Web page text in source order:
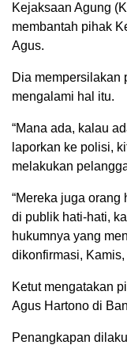
Kejaksaan Agung
membantah pihak
Agus.
Dia mempersilakan
mengalami hal itu.
“Mana ada, kalau
laporkan ke polisi,
melakukan
“Mereka juga
di publik hati-hati,
hukumnya yang
dikonfirmasi,
Ketut mengatakan
Agus Hartono di
Penangkapan